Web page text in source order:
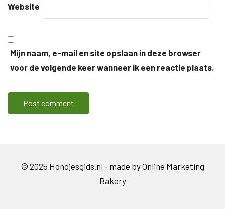
Website
Mijn naam, e-mail en site opslaan in deze browser
voor de volgende keer wanneer ik een reactie plaats.
© 2025 Hondjesgids.nl - made byOnline Marketing
Bakery